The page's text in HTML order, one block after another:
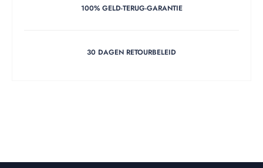
100% GELD-TERUG-GARANTIE
30 DAGEN RETOURBELEID